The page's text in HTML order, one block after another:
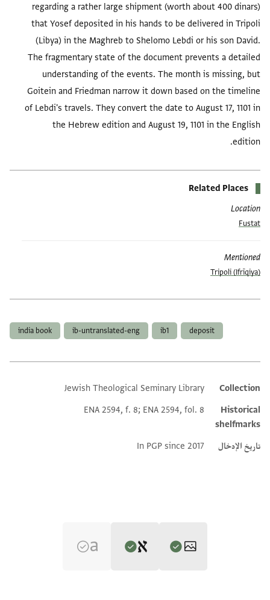
regarding a rather large shipment (worth about 400 dinars)
that Yosef deposited in his hands to be delivered in Tripoli
(Libya) in the Maghreb to Shelomo Lebdi or his son David.
The fragmentary state of the document prevents a detailed
understanding of the events. The month is missing, but
Goitein and Friedman narrow it down based on the timeline
of Lebdi's travels. They convert the date to August 17, 1101 in
the Hebrew edition and August 19, 1101 in the English
edition.
Related Places
Location
Fustat
Mentioned
Tripoli (Ifrīqiya)
deposit
ib1
ib-untranslated-eng
india book
Additional metadata
Collection
Jewish Theological Seminary Library
Historical
shelfmarks
ENA 2594, f. 8; ENA 2594, fol. 8
تاريخ الإدخال In PGP since 2017